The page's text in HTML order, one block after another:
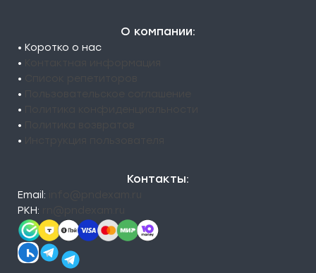
О компании:
• Коротко о нас
•
•
•
•
•
•
Контакты:
Email:
РКН: